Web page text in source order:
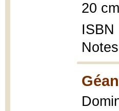
20
ISBN